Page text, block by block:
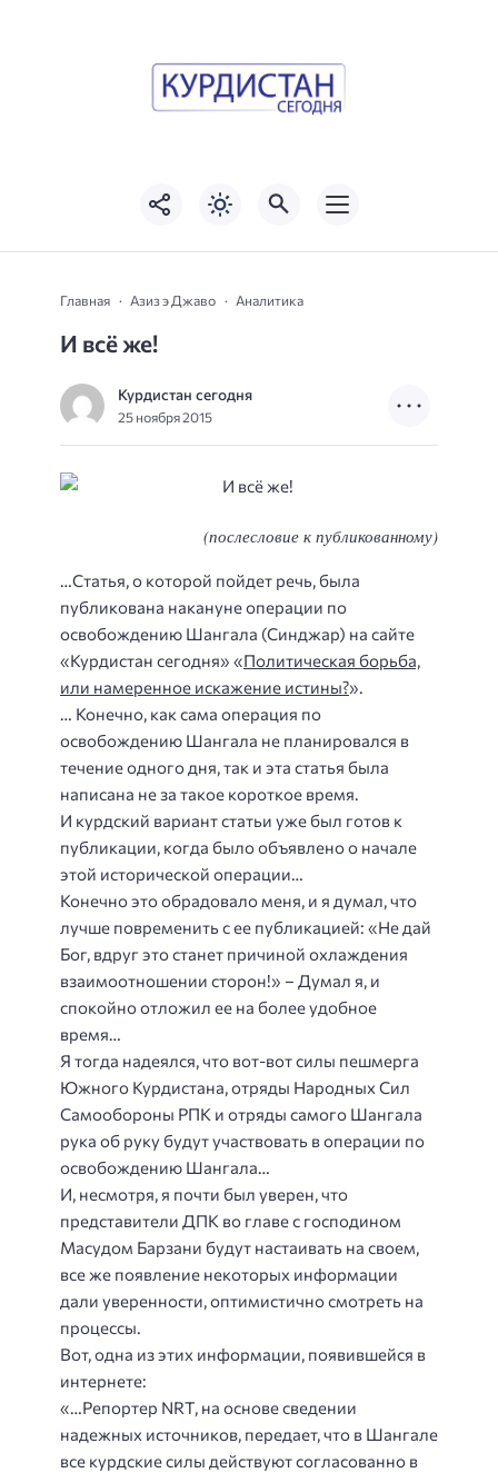
Главная Азиз э Джаво Аналитика
И всё же!
Курдистан сегодня
25 ноября 2015
(послесловие к публикованному)
…Статья, о которой пойдет речь, была
публикована накануне операции по
освобождению Шангала (Синджар) на сайте
«Курдистан сегодня» «Политическая борьба,
или намеренное искажение истины?».
… Конечно, как сама операция по
освобождению Шангала не планировался в
течение одного дня, так и эта статья была
написана не за такое короткое время.
И курдский вариант статьи уже был готов к
публикации, когда было объявлено о начале
этой исторической операции…
Конечно это обрадовало меня, и я думал, что
лучше повременить с ее публикацией: «Не дай
Бог, вдруг это станет причиной охлаждения
взаимоотношении сторон!» – Думал я, и
спокойно отложил ее на более удобное
время…
Я тогда надеялся, что вот-вот силы пешмерга
Южного Курдистана, отряды Народных Сил
Самообороны РПК и отряды самого Шангала
рука об руку будут участвовать в операции по
освобождению Шангала…
И, несмотря, я почти был уверен, что
представители ДПК во главе с господином
Масудом Барзани будут настаивать на своем,
все же появление некоторых информации
дали уверенности, оптимистично смотреть на
процессы.
Вот, одна из этих информации, появившейся в
интернете:
«…Репортер NRT, на основе сведении
надежных источников, передает, что в Шангале
все курдские силы действуют согласованно в